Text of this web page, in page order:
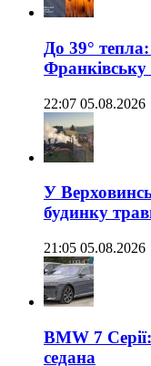
До 39°
Франківську
22:07 05.08.2026
У
будинку
21:05 05.08.2026
BMW 7
седана